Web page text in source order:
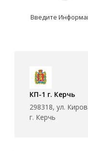
Введите
КП-1 г. Керчь
298318, ул.
г. Керчь